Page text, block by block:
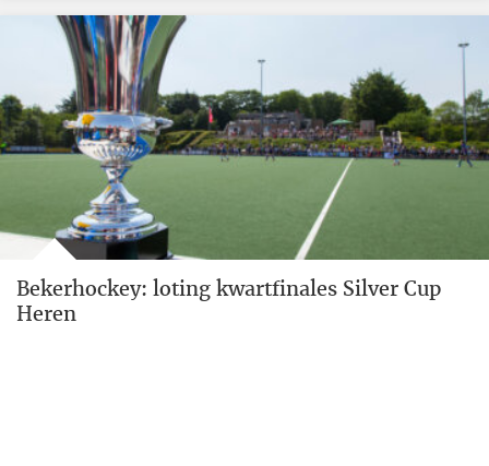
Bekerhockey: loting kwartfinales Silver Cup
Heren